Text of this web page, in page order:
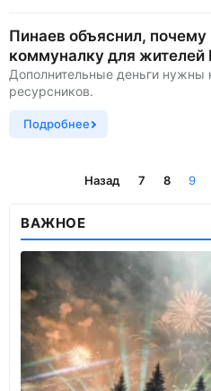
Пинаев объяснил, почему
коммуналку для жителей
Дополнительные деньги нужны
ресурсников.
Подробнее
Назад 7 8 9
ВАЖНОЕ